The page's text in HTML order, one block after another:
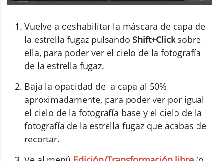
Vuelve a deshabilitar la máscara de capa de
la estrella fugaz pulsando Shift+Click sobre
ella, para poder ver el cielo de la fotografía
de la estrella fugaz.
Baja la opacidad de la capa al 50%
aproximadamente, para poder ver por igual
el cielo de la fotografía base y el cielo de la
fotografía de la estrella fugaz que acabas de
recortar.